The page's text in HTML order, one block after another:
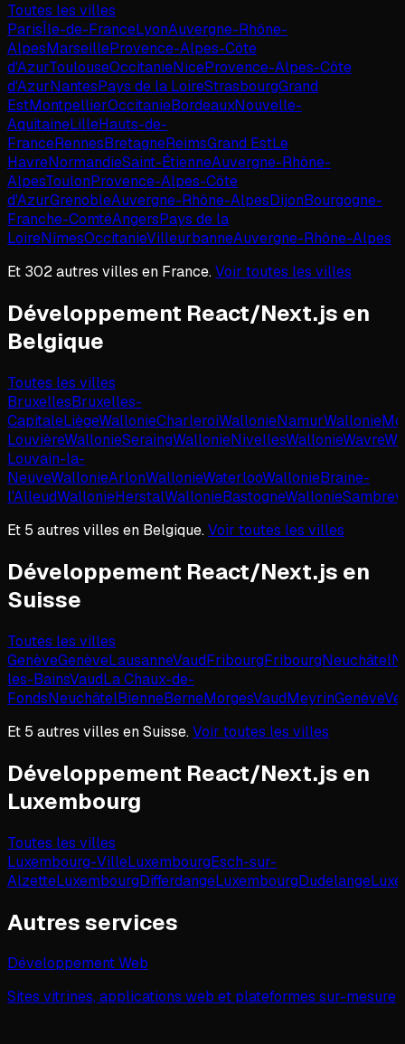
Toutes les villes
ParisÎle-de-FranceLyonAuvergne-Rhône-
AlpesMarseilleProvence-Alpes-Côte
d'AzurToulouseOccitanieNiceProvence-Alpes-Côte
d'AzurNantesPays de la LoireStrasbourgGrand
EstMontpellierOccitanieBordeauxNouvelle-
AquitaineLilleHauts-de-
FranceRennesBretagneReimsGrand EstLe
HavreNormandieSaint-ÉtienneAuvergne-Rhône-
AlpesToulonProvence-Alpes-Côte
d'AzurGrenobleAuvergne-Rhône-AlpesDijonBourgogne-
Franche-ComtéAngersPays de la
LoireNîmesOccitanieVilleurbanneAuvergne-Rhône-Alpes
Et 302autres villes en France.Voir toutes les villes
Développement React/Next.js en
Belgique
Toutes les villes
BruxellesBruxelles-
CapitaleLiègeWallonieCharleroiWallonieNamurWallonie
LouvièreWallonieSeraingWallonieNivellesWallonieWavre
Louvain-la-
NeuveWallonieArlonWallonieWaterlooWallonieBraine-
l'AlleudWallonieHerstalWallonieBastogneWallonie
Et 5 autres villes en Belgique.Voir toutes les villes
Développement React/Next.js en
Suisse
Toutes les villes
GenèveGenèveLausanneVaudFribourgFribourgNeuchâtel
les-BainsVaudLa Chaux-de-
FondsNeuchâtelBienneBerneMorgesVaudMeyrinGenève
Et 5 autres villes enSuisse.Voir toutes les villes
Développement React/Next.js en
Luxembourg
Toutes les villes
Luxembourg-VilleLuxembourgEsch-sur-
AlzetteLuxembourgDifferdangeLuxembourgDudelange
Autres services
Développement Web
Sites vitrines, applications web et plateformes sur-mesure